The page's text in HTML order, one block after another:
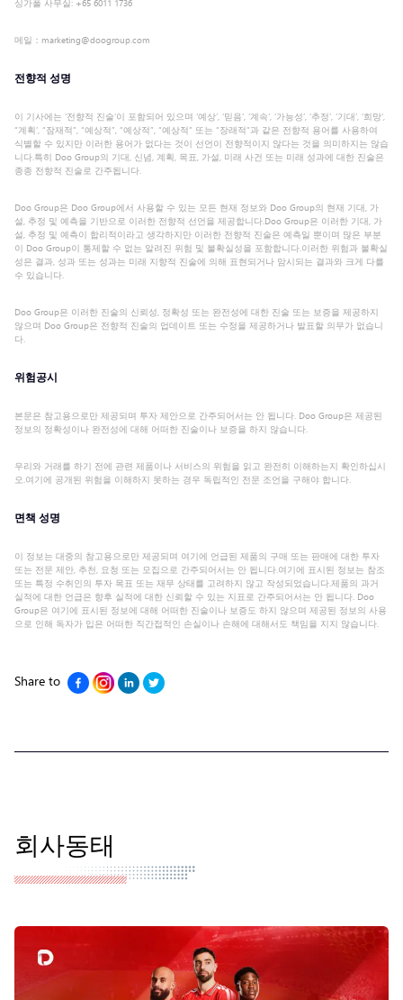
싱가폴 사무실: +65 6011 1736
메일：marketing@doogroup.com
전향적 성명
이 기사에는 ‘전향적 진술’이 포함되어 있으며 ‘예상’, ‘믿음’, ‘계속’, ‘가능성’, ‘추정’, ‘기대’, ‘희망’,
“계획’, “잠재적”, “예상적”, “예상적”, “예상적” 또는 “장래적”과 같은 전향적 용어를 사용하여
식별할 수 있지만 이러한 용어가 없다는 것이 선언이 전향적이지 않다는 것을 의미하지는 않습
니다.특히 Doo Group의 기대, 신념, 계획, 목표, 가설, 미래 사건 또는 미래 성과에 대한 진술은
종종 전향적 진술로 간주됩니다.
Doo Group은 Doo Group에서 사용할 수 있는 모든 현재 정보와 Doo Group의 현재 기대, 가
설, 추정 및 예측을 기반으로 이러한 전향적 선언을 제공합니다.Doo Group은 이러한 기대, 가
설, 추정 및 예측이 합리적이라고 생각하지만 이러한 전향적 진술은 예측일 뿐이며 많은 부분
이 Doo Group이 통제할 수 없는 알려진 위험 및 불확실성을 포함합니다.이러한 위험과 불확실
성은 결과, 성과 또는 성과는 미래 지향적 진술에 의해 표현되거나 암시되는 결과와 크게 다를
수 있습니다.
Doo Group은 이러한 진술의 신뢰성, 정확성 또는 완전성에 대한 진술 또는 보증을 제공하지
않으며 Doo Group은 전향적 진술의 업데이트 또는 수정을 제공하거나 발표할 의무가 없습니
다.
위험공시
본문은 참고용으로만 제공되며 투자 제안으로 간주되어서는 안 됩니다. Doo Group은 제공된
정보의 정확성이나 완전성에 대해 어떠한 진술이나 보증을 하지 않습니다.
우리와 거래를 하기 전에 관련 제품이나 서비스의 위험을 읽고 완전히 이해하는지 확인하십시
오.여기에 공개된 위험을 이해하지 못하는 경우 독립적인 전문 조언을 구해야 합니다.
면책 성명
이 정보는 대중의 참고용으로만 제공되며 여기에 언급된 제품의 구매 또는 판매에 대한 투자
또는 전문 제안, 추천, 요청 또는 모집으로 간주되어서는 안 됩니다.여기에 표시된 정보는 참조
또는 특정 수취인의 투자 목표 또는 재무 상태를 고려하지 않고 작성되었습니다.제품의 과거
실적에 대한 언급은 향후 실적에 대한 신뢰할 수 있는 지표로 간주되어서는 안 됩니다. Doo
Group은 여기에 표시된 정보에 대해 어떠한 진술이나 보증도 하지 않으며 제공된 정보의 사용
으로 인해 독자가 입은 어떠한 직간접적인 손실이나 손해에 대해서도 책임을 지지 않습니다.
Share to
회사동태